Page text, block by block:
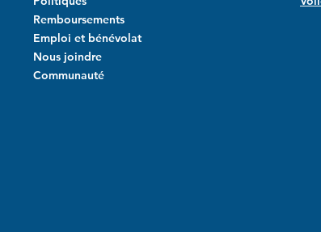
Remboursements
Emploi et bénévolat
Nous joindre
Communauté